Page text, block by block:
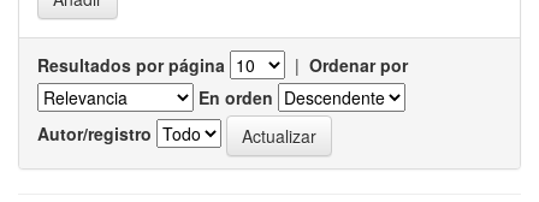
Resultados por página | Ordenar por
En orden
Autor/registro